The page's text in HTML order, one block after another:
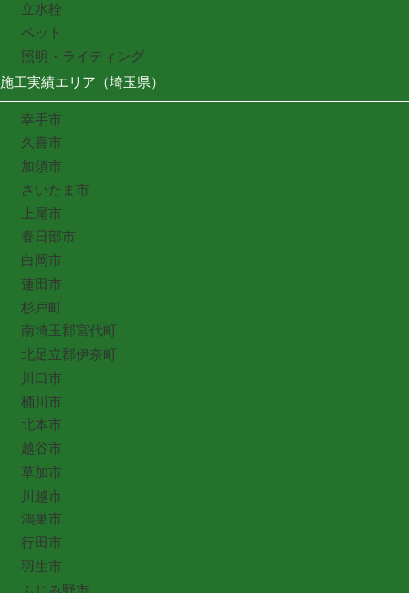
立水栓
ペット
照明・ライティング
施工実績エリア（埼玉県）
幸手市
久喜市
加須市
さいたま市
上尾市
春日部市
白岡市
蓮田市
杉戸町
南埼玉郡宮代町
北足立郡伊奈町
川口市
桶川市
北本市
越谷市
草加市
川越市
鴻巣市
行田市
羽生市
ふじみ野市